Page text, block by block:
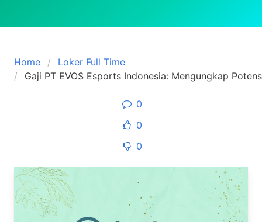
Home
Loker Full Time
Gaji PT EVOS Esports Indonesia: Mengungkap
0
0
0